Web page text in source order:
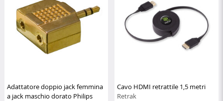
Adattatore doppio jack femmina
a jack maschio dorato Philips
Cavo HDMI retrattile 1,5 metri
Retrak